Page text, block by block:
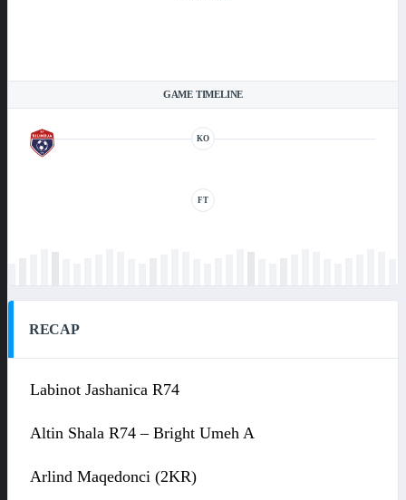
GAME TIMELINE
KO
FT
RECAP
Labinot Jashanica R74
Altin Shala R74 – Bright Umeh A
Arlind Maqedonci (2KR)